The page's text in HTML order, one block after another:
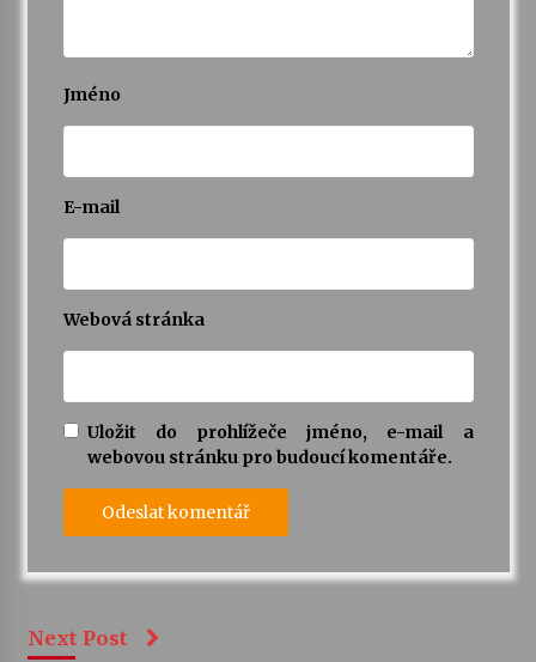
Jméno
E-mail
Webová stránka
Uložit do prohlížeče jméno, e-mail a
webovou stránku pro budoucí komentáře.
Next Post